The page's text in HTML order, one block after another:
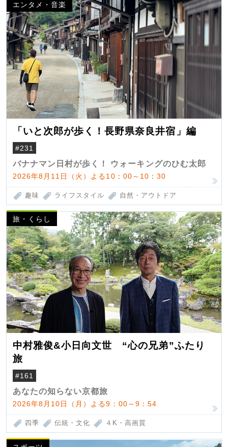
エンタメ・音楽
「いと次郎が歩く！長野県奈良井宿」編
#231
バナナマン日村が歩く！ ウォーキングのひむ太郎
2026年8月11日（火）よる10：00～10：30
趣味 ライフスタイル 自然・アウトドア
旅・くらし
中村雅俊&小日向文世 “心の兄弟”ふたり
旅
#161
あなたの知らない京都旅
2026年8月10日（月）よる9：00～9：54
四季 伝統・文化 ４K・高画質